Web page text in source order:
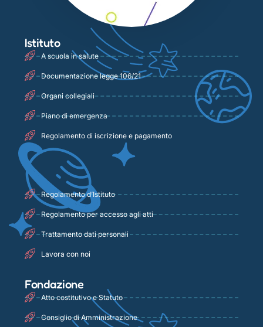
Istituto
A scuola in salute
Documentazione legge 106/21
Organi collegiali
Piano di emergenza
Regolamento di iscrizione e pagamento
Regolamento d’Istituto
Regolamento per accesso agli atti
Trattamento dati personali
Lavora con noi
Fondazione
Atto costitutivo e Statuto
Consiglio di Amministrazione